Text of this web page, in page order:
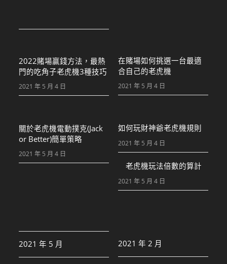
2022賭場贏錢方法，最熱
門的吃角子老虎機3種技巧
2021 年 5 月 4 日
關於老虎機電動撲克(Jack
or Better)簡單策略
2021 年 5 月 4 日
在賭場如何挑選一台最適
合自己的老虎機
2021 年 5 月 4 日
如何玩財神爺老虎機規則
2021 年 5 月 4 日
老虎機玩法倍數的算計
2021 年 5 月 4 日
2021 年 5 月 2021 年 2 月